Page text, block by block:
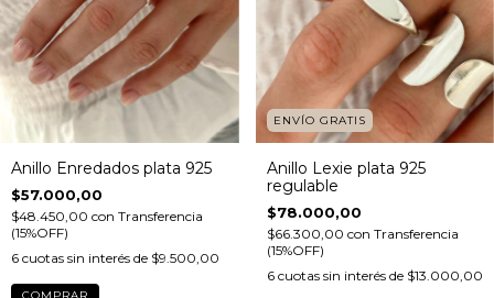
Anillo Enredados plata 925
$57.000,00
$48.450,00 con Transferencia
(15%OFF)
6 cuotas sin interés de $9.500,00
ENVÍO GRATIS
Anillo Lexie plata 925
regulable
$78.000,00
$66.300,00 con Transferencia
(15%OFF)
6 cuotas sin interés de $13.000,00